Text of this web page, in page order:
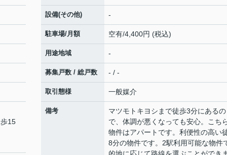
15
設備(その他) -
駐車場/月額 空有/4,400円 (税込)
用途地域 -
募集戸数 / 総戸数 - / -
取引態様 一般媒介
備考
マツモトキヨシまで徒歩3分にあるの
で、体調が悪くなっても安心。こち
物件はアパートです。利便性の高い
8分の物件です。2駅利用可能な物件